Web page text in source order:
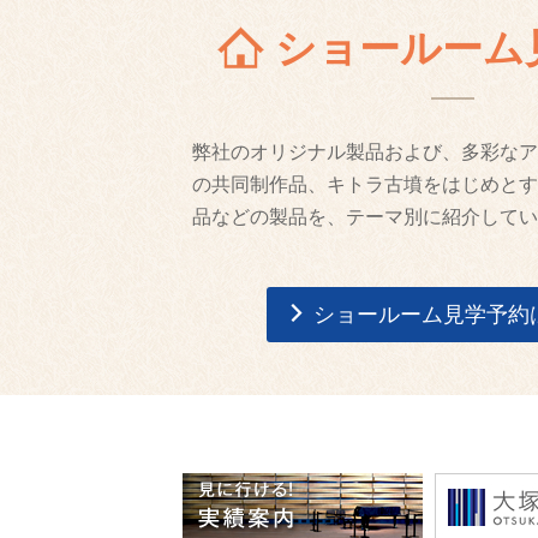
ショールーム
弊社のオリジナル製品および、多彩な
の共同制作品、キトラ古墳をはじめと
品などの製品を、テーマ別に紹介して
ショールーム見学予約